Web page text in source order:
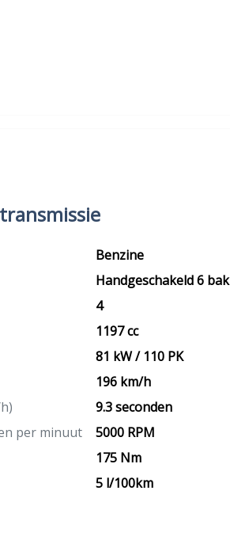
Benzine
Handgeschakeld 6 bak
4
1197 cc
81 kW / 110 PK
196 km/h
9.3 seconden
per minuut
5000 RPM
175 Nm
5 l/100km